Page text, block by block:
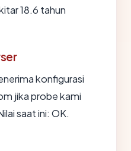
18.6 tahun
konfigurasi
jika probe kami
saat ini: OK.